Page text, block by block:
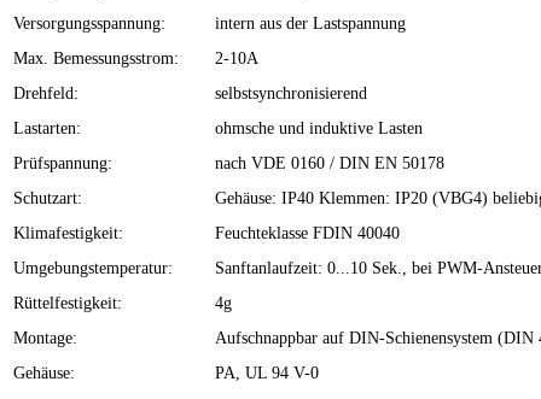
Versorgungsspannung:
intern aus der Lastspannung
Max. Bemessungsstrom:
2-10A
Drehfeld:
selbstsynchronisierend
Lastarten:
ohmsche und induktive Lasten
Prüfspannung:
nach VDE 0160 / DIN EN 50178
Schutzart:
Gehäuse: IP40 Klemmen: IP20 (VBG4)
Klimafestigkeit:
Feuchteklasse FDIN 40040
Umgebungstemperatur:
Sanftanlaufzeit: 0...10 Sek., bei PWM-
Rüttelfestigkeit:
4g
Montage:
Aufschnappbar auf DIN-Schienensystem
Gehäuse:
PA, UL 94 V-0